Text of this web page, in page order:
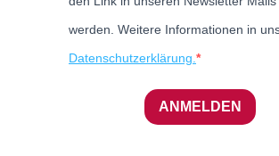
werden. Weitere Informationen in
Datenschutzerklärung.
ANMELDEN